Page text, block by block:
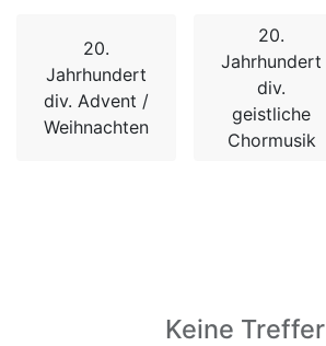
20.
Jahrhundert
div. Advent /
Weihnachten
20.
Jahrhundert
div.
geistliche
Chormusik
Keine Treffer